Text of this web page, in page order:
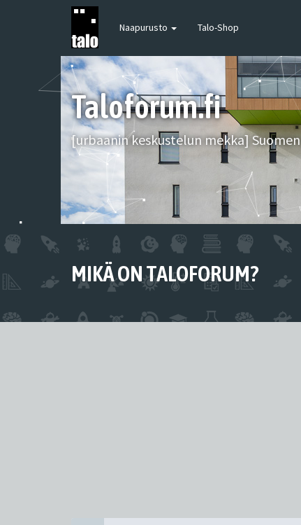
Naapurusto Talo-Shop
Taloforum.fi
[urbaanin keskustelun mekka]
MIKÄ ON TALOFORUM?